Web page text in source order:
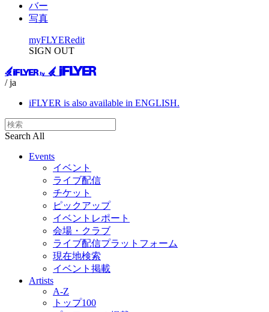
バー
写真
myFLYERedit
SIGN OUT
/ ja
iFLYER is also available in ENGLISH.
Search All
Events
イベント
ライブ配信
チケット
ピックアップ
イベントレポート
会場・クラブ
ライブ配信プラットフォーム
現在地検索
イベント掲載
Artists
A-Z
トップ100